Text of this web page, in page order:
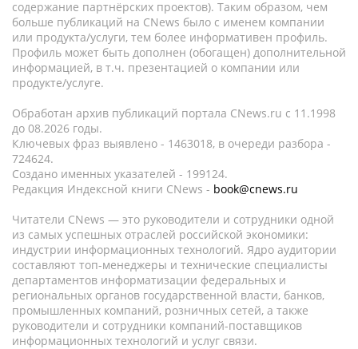
содержание партнёрских проектов). Таким образом, чем
больше публикаций на CNews было с именем компании
или продукта/услуги, тем более информативен профиль.
Профиль может быть дополнен (обогащен) дополнительной
информацией, в т.ч. презентацией о компании или
продукте/услуге.
Обработан архив публикаций портала CNews.ru c 11.1998
до 08.2026 годы.
Ключевых фраз выявлено - 1463018, в очереди разбора -
724624.
Создано именных указателей - 199124.
Редакция Индексной книги CNews - book@cnews.ru
Читатели CNews — это руководители и сотрудники одной
из самых успешных отраслей российской экономики:
индустрии информационных технологий. Ядро аудитории
составляют топ-менеджеры и технические специалисты
департаментов информатизации федеральных и
региональных органов государственной власти, банков,
промышленных компаний, розничных сетей, а также
руководители и сотрудники компаний-поставщиков
информационных технологий и услуг связи.